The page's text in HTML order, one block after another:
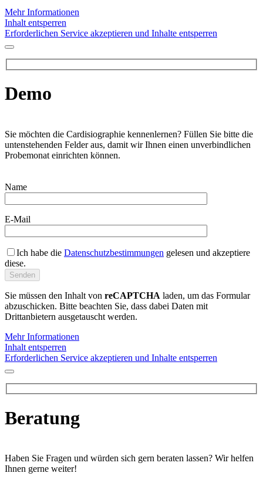
Mehr Informationen
Inhalt entsperren
Erforderlichen Service akzeptieren und Inhalte entsperren
Demo
Sie möchten die Cardisiographie kennenlernen? Füllen Sie bitte die
untenstehenden Felder aus, damit wir Ihnen einen unverbindlichen
Probemonat einrichten können.
Name
E-Mail
Ich habe die Datenschutzbestimmungen gelesen und akzeptiere
diese.
Sie müssen den Inhalt von reCAPTCHA laden, um das Formular
abzuschicken. Bitte beachten Sie, dass dabei Daten mit
Drittanbietern ausgetauscht werden.
Mehr Informationen
Inhalt entsperren
Erforderlichen Service akzeptieren und Inhalte entsperren
Beratung
Haben Sie Fragen und würden sich gern beraten lassen? Wir helfen
Ihnen gerne weiter!